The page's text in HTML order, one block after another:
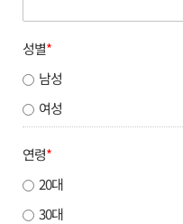
성별*
남성
여성
연령*
20대
30대